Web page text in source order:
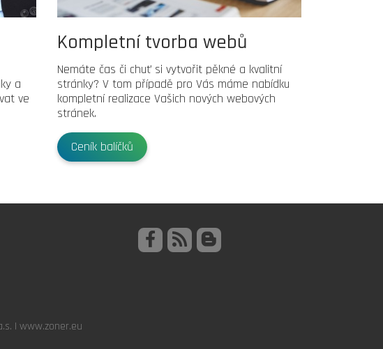
a
ve
Kompletní tvorba webů
Nemáte čas či chuť si vytvořit pěkné a kvalitní
stránky? V tom případě pro Vás máme nabídku
kompletní realizace Vašich nových webových
stránek.
Ceník balíčků
| www.zoner.eu